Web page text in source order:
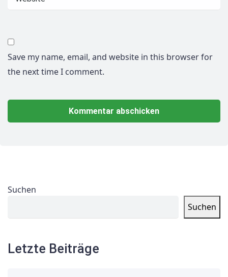
Save my name, email, and website in this browser for
the next time I comment.
Suchen
Suchen
Letzte Beiträge